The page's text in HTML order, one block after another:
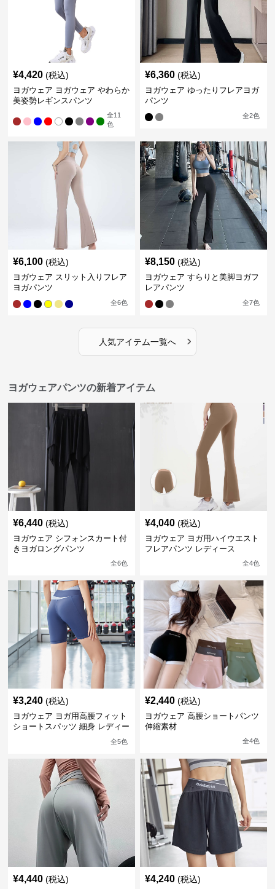
¥4,420 (税込)
ヨガウェア ヨガウェア やわらか
美姿勢レギンスパンツ
全11
色
¥6,360 (税込)
ヨガウェア ゆったりフレアヨガ
パンツ
全2色
¥6,100 (税込)
ヨガウェア スリット入りフレア
ヨガパンツ
全6色
¥8,150 (税込)
ヨガウェア すらりと美脚ヨガフ
レアパンツ
全7色
人気アイテム一覧へ ›
ヨガウェアパンツの新着アイテム
¥6,440 (税込)
ヨガウェア シフォンスカート付
きヨガロングパンツ
全6色
¥4,040 (税込)
ヨガウェア ヨガ用ハイウエスト
フレアパンツ レディース
全4色
¥3,240 (税込)
ヨガウェア ヨガ用高腰フィット
ショートスパッツ 細身 レディー
全5色
¥2,440 (税込)
ヨガウェア 高腰ショートパンツ
伸縮素材
全4色
¥4,440 (税込) ¥4,240 (税込)